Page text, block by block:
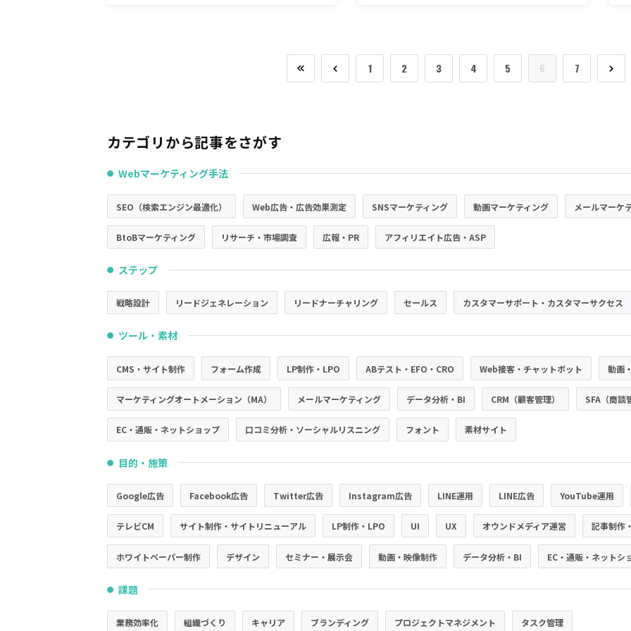
1 2 3 4 5 6 7
カテゴリから記事をさがす
● Webマーケティング手法
SEO（検索エンジン最適化） Web広告・広告効果測定 SNSマーケティング 動画マーケティング メールマーケ
BtoBマーケティング リサーチ・市場調査 広報・PR アフィリエイト広告・ASP
● ステップ
戦略設計 リードジェネレーション リードナーチャリング セールス カスタマーサポート・カスタマーサクセス
● ツール・素材
CMS・サイト制作 フォーム作成 LP制作・LPO ABテスト・EFO・CRO Web接客・チャットボット 動画
マーケティングオートメーション（MA） メールマーケティング データ分析・BI CRM（顧客管理） SFA（商談
EC・通販・ネットショップ 口コミ分析・ソーシャルリスニング フォント 素材サイト
● 目的・施策
Google広告 Facebook広告 Twitter広告 Instagram広告 LINE運用 LINE広告 YouTube運用
テレビCM サイト制作・サイトリニューアル LP制作・LPO UI UX オウンドメディア運営 記事制作
ホワイトペーパー制作 デザイン セミナー・展示会 動画・映像制作 データ分析・BI EC・通販・ネットシ
● 課題
業務効率化 組織づくり キャリア ブランディング プロジェクトマネジメント タスク管理